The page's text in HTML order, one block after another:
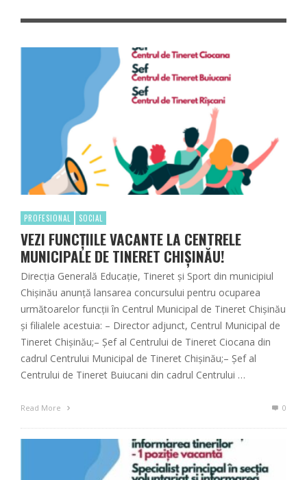
PROFESIONAL SOCIAL
VEZI FUNCȚIILE VACANTE LA CENTRELE
MUNICIPALE DE TINERET CHIȘINĂU!
Direcţia Generală Educaţie, Tineret şi Sport din municipiul
Chişinău anunță lansarea concursului pentru ocuparea
următoarelor funcții în Centrul Municipal de Tineret Chișinău
și filialele acestuia: – Director adjunct, Centrul Municipal de
Tineret Chișinău;– Șef al Centrului de Tineret Ciocana din
cadrul Centrului Municipal de Tineret Chișinău;– Șef al
Centrului de Tineret Buiucani din cadrul Centrului …
Read More 0